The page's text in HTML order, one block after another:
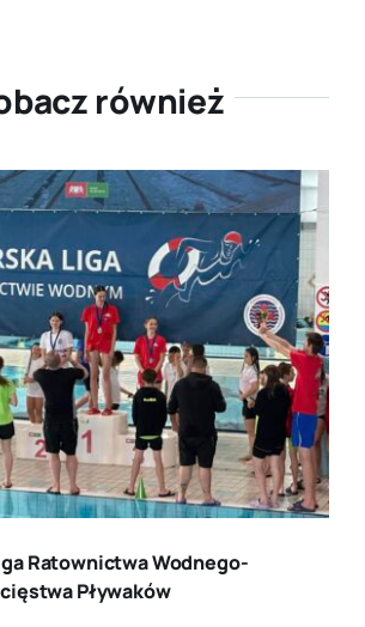
również
Ratownictwa Wodnego-
Pływaków